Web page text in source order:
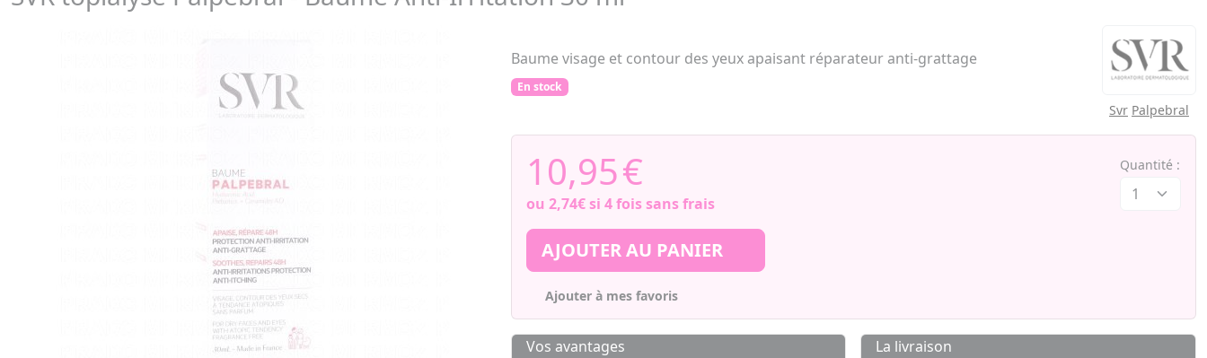
Baume visage et contour des yeux apaisant réparateur anti-grattage
En stock
Svr Palpebral
10,95€
ou 2,74€si 4 fois sans frais
Quantité :
AJOUTER AU PANIER
Ajouter à mes favoris
Vos avantages
La livraison